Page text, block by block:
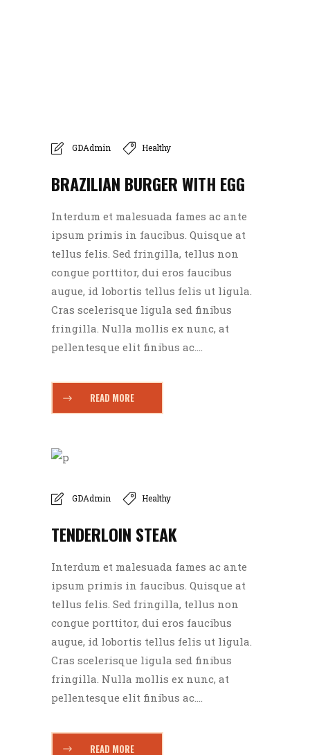
GDAdmin Healthy
BRAZILIAN BURGER WITH EGG
Interdum et malesuada fames ac ante
ipsum primis in faucibus. Quisque at
tellus felis. Sed fringilla, tellus non
congue porttitor, dui eros faucibus
augue, id lobortis tellus felis ut ligula.
Cras scelerisque ligula sed finibus
fringilla. Nulla mollis ex nunc, at
pellentesque elit finibus ac....
READ MORE
GDAdmin Healthy
TENDERLOIN STEAK
Interdum et malesuada fames ac ante
ipsum primis in faucibus. Quisque at
tellus felis. Sed fringilla, tellus non
congue porttitor, dui eros faucibus
augue, id lobortis tellus felis ut ligula.
Cras scelerisque ligula sed finibus
fringilla. Nulla mollis ex nunc, at
pellentesque elit finibus ac....
READ MORE